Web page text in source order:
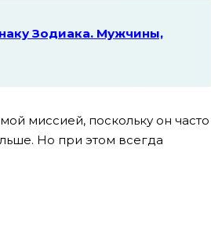
Зодиака. Мужчины,
миссией, поскольку он часто
Но при этом всегда